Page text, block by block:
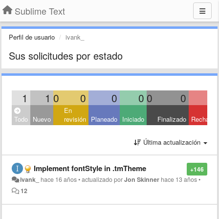
Sublime Text
Perfil de usuario ivank_
Sus solicitudes por estado
1 1 0 0 0 0 0 0
Todo Nuevo
En
revisión Planeado Iniciado Finalizado
Última actualización
+146
Implement fontStyle in .tmTheme
ivank_ hace 16 años•actualizado porJon Skinner hace 13 años•
12